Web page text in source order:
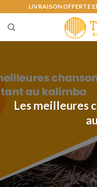
content
LIVRAISON OFFERTE
Les meilleures